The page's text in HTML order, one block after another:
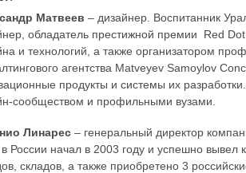
Матвеев – дизайнер. Воспитанник
обладатель престижной премии Red
и технологий, а также организатором
агентства Matveyev Samoylov
продукты и системы их
сообществом и профильными вузами.
Линарес – генеральный директор
России начал в 2003 году и успешно
складов, а также приобретено 3